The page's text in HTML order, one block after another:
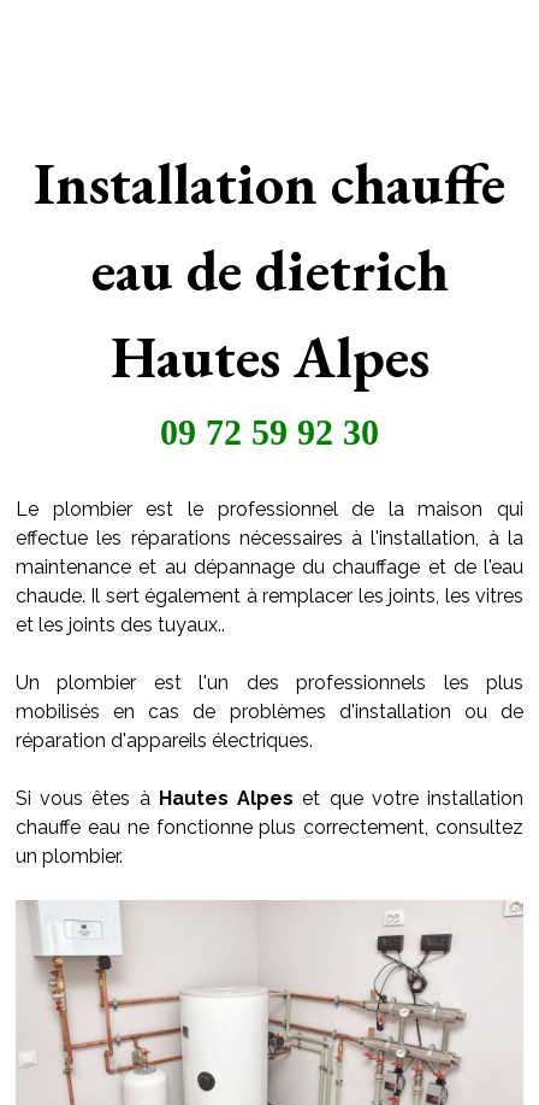
Installation chauffe
eau de dietrich
Hautes Alpes
09 72 59 92 30
Le plombier est le professionnel de la maison qui
effectue les réparations nécessaires à l'installation, à la
maintenance et au dépannage du chauffage et de l'eau
chaude. Il sert également à remplacer les joints, les vitres
et les joints des tuyaux..
Un plombier est l'un des professionnels les plus
mobilisés en cas de problèmes d'installation ou de
réparation d'appareils électriques.
Si vous êtes à Hautes Alpes et que votre installation
chauffe eau ne fonctionne plus correctement, consultez
un plombier.